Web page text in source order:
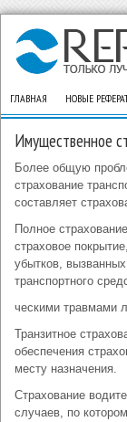
ГЛАВНАЯ НОВЫЕ
Имущественное
Более общую
страхование
составляет
Полное
страховое
убытков,
транспортного
ческими травмами
Транзитное
обеспечения
месту назначения.
Страхование
случаев, по